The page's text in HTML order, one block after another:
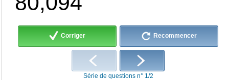
Corriger Recommencer
Série de questions n° 1/2